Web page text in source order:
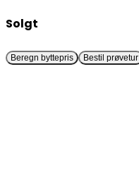
Solgt
Beregn byttepris Bestil prøvetur